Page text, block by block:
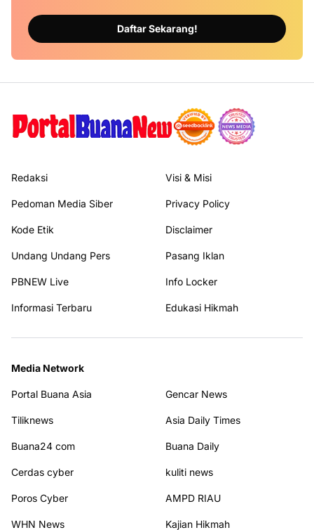
Daftar Sekarang!
Redaksi Visi & Misi
Pedoman Media Siber Privacy Policy
Kode Etik Disclaimer
Undang Undang Pers Pasang Iklan
PBNEW Live Info Locker
Informasi Terbaru Edukasi Hikmah
Media Network
Portal Buana Asia Gencar News
Tiliknews Asia Daily Times
Buana24 com Buana Daily
Cerdas cyber kuliti news
Poros Cyber AMPD RIAU
WHN News Kajian Hikmah